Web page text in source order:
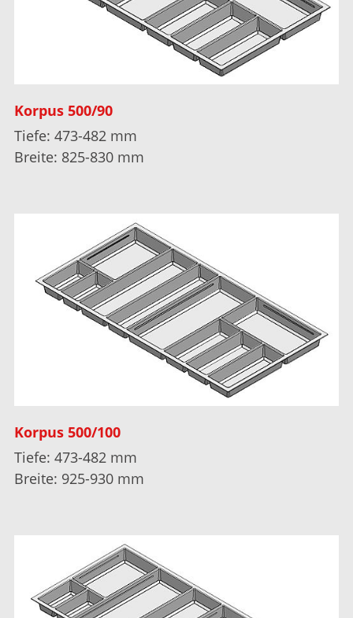
Korpus 500/90
Tiefe: 473-482 mm
Breite: 825-830 mm
Korpus 500/100
Tiefe: 473-482 mm
Breite: 925-930 mm